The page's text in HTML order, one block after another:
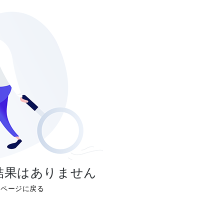
はありません
ージに戻る